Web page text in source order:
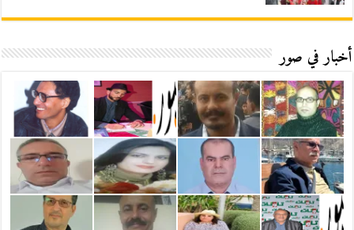
أخبار في صور